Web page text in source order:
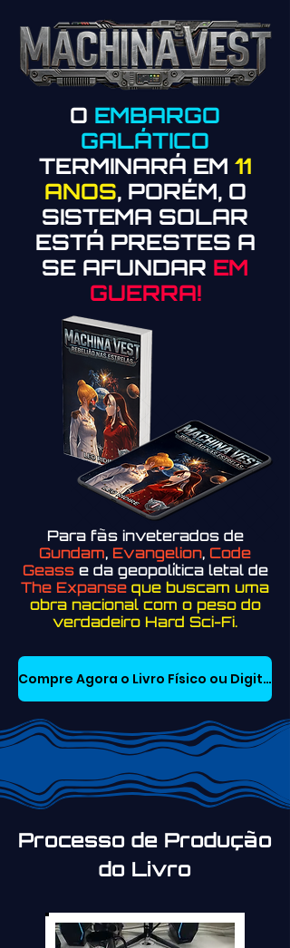
O EMBARGO
GALÁTICO
TERMINARÁ EM 11
ANOS, PORÉM, O
SISTEMA SOLAR
ESTÁ PRESTES A
SE AFUNDAR EM
GUERRA!
Para fãs inveterados de
Gundam, Evangelion, Code
Geasse da geopolítica letal de
The Expanse que buscam uma
obra nacional com o peso do
verdadeiro Hard Sci-Fi.
Compre Agora o Livro Físico ou Digital
Processo de Produção
do Livro